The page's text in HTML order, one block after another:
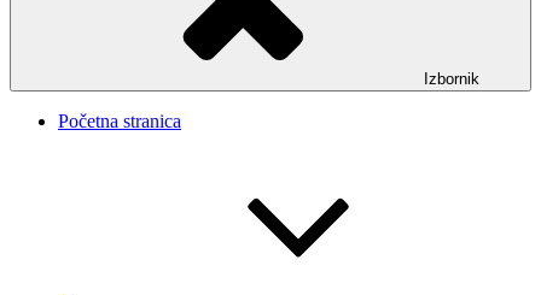
Izbornik
Početna stranica